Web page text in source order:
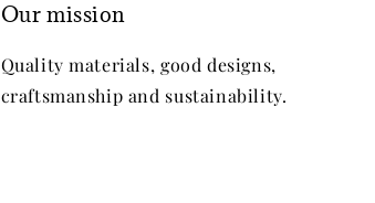
Our mission
Quality materials, good designs,
craftsmanship and sustainability.